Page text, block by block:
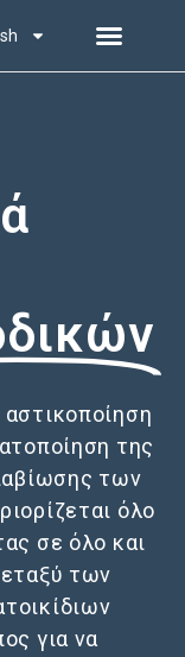
της
των
όλο
σε όλο και
των
για να